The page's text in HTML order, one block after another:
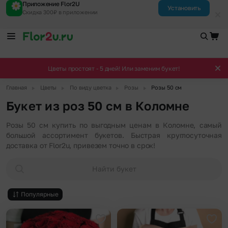
Приложение Flor2U
Скидка 300₽ в приложении
Установить
Цветы простоят - 5 дней! Или заменим букет!
Главная Цветы По виду цветка Розы Розы 50 см
Букет из роз 50 см в Коломне
Розы 50 см купить по выгодным ценам в Коломне, самый
большой ассортимент букетов. Быстрая круглосуточная
доставка от Flor2u, привезем точно в срок!
Найти букет
Популярные